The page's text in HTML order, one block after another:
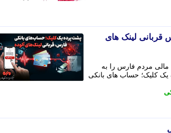
لینک های
مالی مردم فارس را به
یک کلیک؛ حساب های بانکی